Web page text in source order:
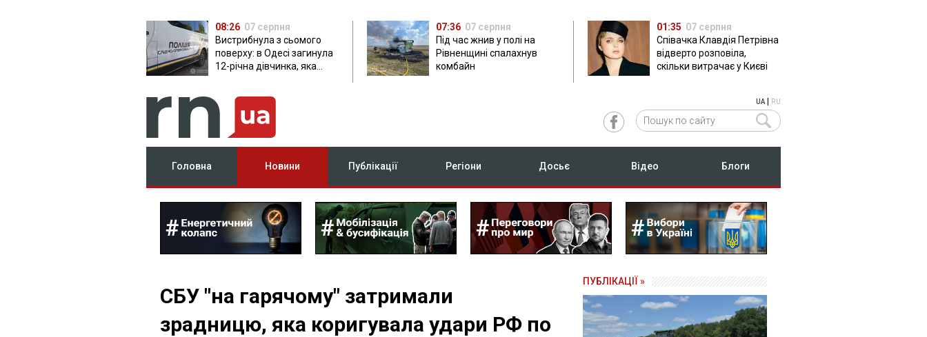
08:26 07 серпня
Вистрибнула з сьомого
поверху: в Одесі загинула
12-річна дівчинка, яка
07:36 07 серпня
Під час жнив у полі на
Рівненщині спалахнув
комбайн
01:35 07 серпня
Співачка Клавдія Петрівна
відверто розповіла,
скільки витрачає у Києві
UA| RU
Головна Новини Публікації Регіони Досьє Відео Блоги
СБУ "на гарячому" затримали
зрадницю, яка коригувала удари РФ по
ПУБЛІКАЦІЇ »